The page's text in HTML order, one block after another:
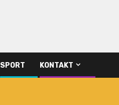
SPORT KONTAKT